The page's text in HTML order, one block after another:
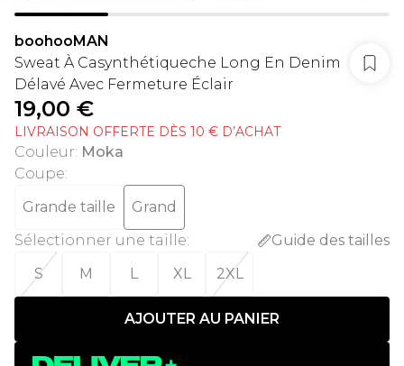
boohooMAN
Sweat À Casynthétiqueche Long En Denim
Délavé Avec Fermeture Éclair
19,00 €
LIVRAISON OFFERTE DÈS 10 € D’ACHAT
Couleur: Moka
Coupe:
Grande taille
Grand
Sélectionner une taille:
Guide des tailles
S
M L XL 2XL
AJOUTER AU PANIER